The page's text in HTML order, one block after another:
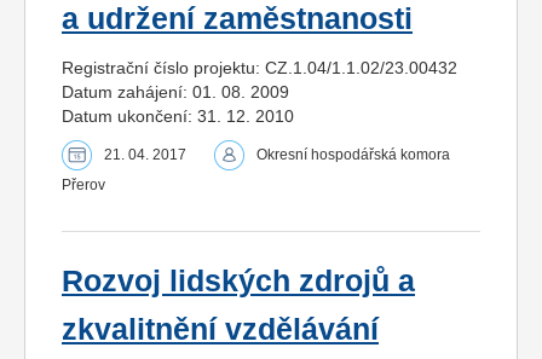
a udržení zaměstnanosti
Registrační číslo projektu: CZ.1.04/1.1.02/23.00432
Datum zahájení: 01. 08. 2009
Datum ukončení: 31. 12. 2010
21. 04. 2017
Okresní hospodářská komora
Přerov
Rozvoj lidských zdrojů a
zkvalitnění vzdělávání